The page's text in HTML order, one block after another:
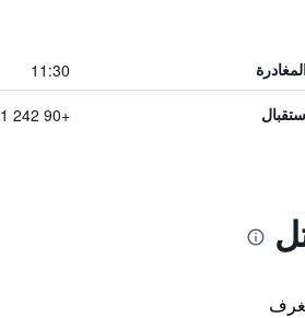
11:30
+90 242 511 1610